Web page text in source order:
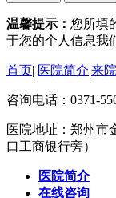
温馨提示： 您所填
于您的个人信息我
首页| 医院简介|来
咨询电话：0371-
医院地址：郑州市
口工商银行旁）
医院简介
在线咨询